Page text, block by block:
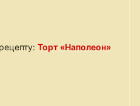
Торт «Наполеон»